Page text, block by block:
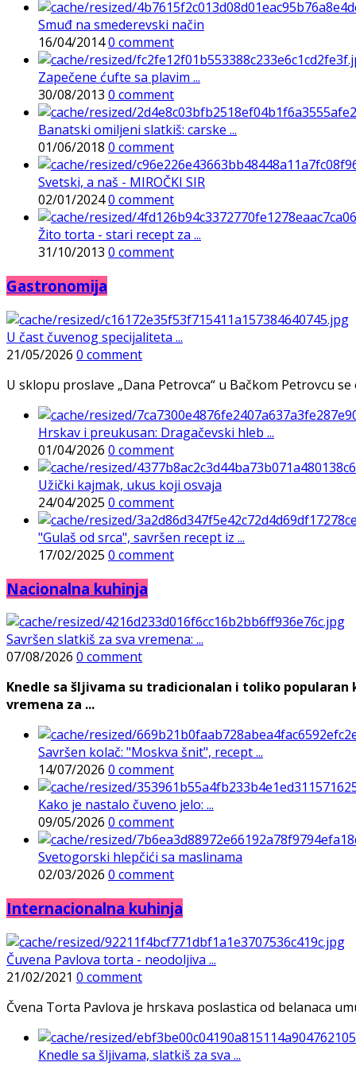
Smuđ na smederevski način
16/04/20140 comment
Zapečene ćufte sa plavim ...
30/08/2013 0 comment
Banatski omiljeni slatkiš: carske ...
01/06/2018 0 comment
Svetski, a naš - MIROČKI SIR
02/01/20240 comment
Žito torta - stari recept za ...
31/10/2013 0 comment
Gastronomija
U čast čuvenog specijaliteta ...
21/05/2026 0 comment
U sklopu proslave „Dana Petrovca“ u Bačkom Petrovcu
Hrskav i preukusan: Dragačevski hleb ...
01/04/2026 0 comment
Užički kajmak, ukus koji osvaja
24/04/2025 0 comment
"Gulaš od srca", savršen recept iz ...
17/02/2025 0 comment
Nacionalna kuhinja
Savršen slatkiš za sva vremena: ...
07/08/2026 0 comment
Knedle sa šljivama su tradicionalan i toliko
vremena za ...
Savršen kolač: "Moskva šnit", recept ...
14/07/2026 0 comment
Kako je nastalo čuveno jelo: ...
09/05/2026 0 comment
Svetogorski hlepčići sa maslinama
02/03/2026 0 comment
Internacionalna kuhinja
Čuvena Pavlova torta - neodoljiva ...
21/02/2021 0 comment
Čvena Torta Pavlova je hrskava poslastica od belanaca
Knedle sa šljivama, slatkiš za sva ...